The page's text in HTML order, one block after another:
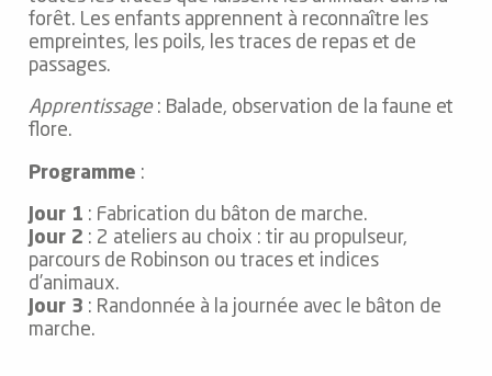
forêt. Les enfants apprennent à reconnaître les
empreintes, les poils, les traces de repas et de
passages.
Apprentissage: Balade, observation de la faune et
flore.
Programme :
Jour 1 : Fabrication du bâton de marche.
Jour 2 : 2 ateliers au choix : tir au propulseur,
parcours de Robinson ou traces et indices
d’animaux.
Jour 3 : Randonnée à la journée avec le bâton de
marche.